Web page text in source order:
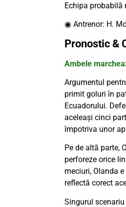
Echipa
◉ Antrenor: H.
Pronostic &
Ambele
Argumentul
primit goluri în
Ecuadorului.
aceleași cinci
împotriva unor
Pe de altă parte,
perforeze orice
meciuri, Olanda
reflectă corect
Singurul